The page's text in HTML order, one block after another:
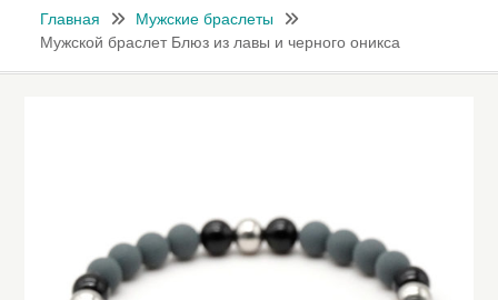
Главная
Мужские браслеты
Мужской браслет Блюз из лавы и черного оникса